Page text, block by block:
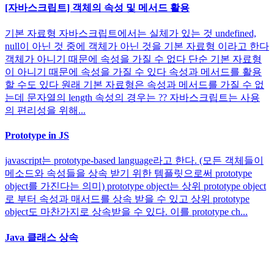
[자바스크립트] 객체의 속성 및 메서드 활용
기본 자료형 자바스크립트에서는 실체가 있는 것 undefined,
null이 아닌 것 중에 객체가 아닌 것을 기본 자료형 이라고 한다
객체가 아니기 때문에 속성을 가질 수 없다 단순 기본 자료형
이 아니기 때문에 속성을 가질 수 있다 속성과 메서드를 활용
할 수도 있다 원래 기본 자료형은 속성과 메서드를 가질 수 없
는데 문자열의 length 속성의 경우는 ?? 자바스크립트는 사용
의 편리성을 위해...
Prototype in JS
javascript는 prototype-based language라고 한다. (모든 객체들이
메소드와 속성들을 상속 받기 위한 템플릿으로써 prototype
object를 가진다는 의미) prototype object는 상위 prototype object
로 부터 속성과 매서드를 상속 받을 수 있고 상위 prototype
object도 마찬가지로 상속받을 수 있다. 이를 prototype ch...
Java 클래스 상속